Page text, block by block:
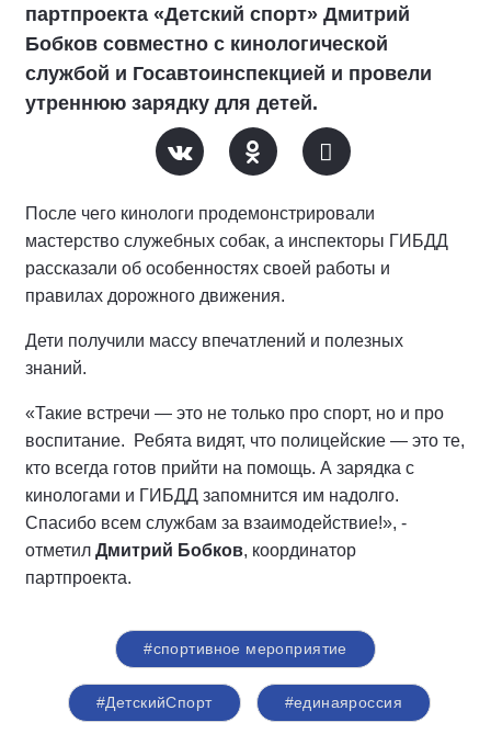
партпроекта «Детский спорт» Дмитрий
Бобков совместно с кинологической
службой и Госавтоинспекцией и провели
утреннюю зарядку для детей.
После чего кинологи продемонстрировали
мастерство служебных собак, а инспекторы ГИБДД
рассказали об особенностях своей работы и
правилах дорожного движения.
Дети получили массу впечатлений и полезных
знаний.
«Такие встречи — это не только про спорт, но и про
воспитание. Ребята видят, что полицейские — это те,
кто всегда готов прийти на помощь. А зарядка с
кинологами и ГИБДД запомнится им надолго.
Спасибо всем службам за взаимодействие!», -
отметил Дмитрий Бобков, координатор
партпроекта.
#спортивное мероприятие
#ДетскийСпорт #единаяроссия